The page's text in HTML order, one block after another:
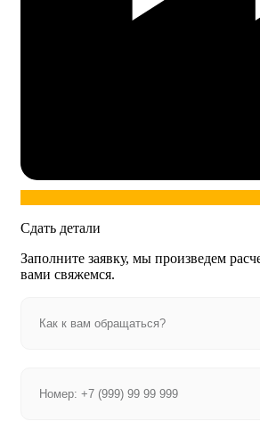
Сдать детали
Заполните заявку, мы произведем
вами свяжемся.